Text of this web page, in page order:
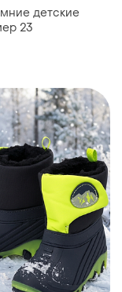
детские
23